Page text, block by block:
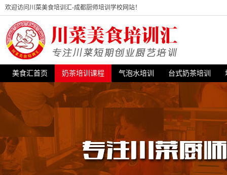
欢迎访问川菜美食培训汇-成都厨师培训学校网站！
美食汇首页 奶茶培训课程 气泡水培训 台式奶茶培训